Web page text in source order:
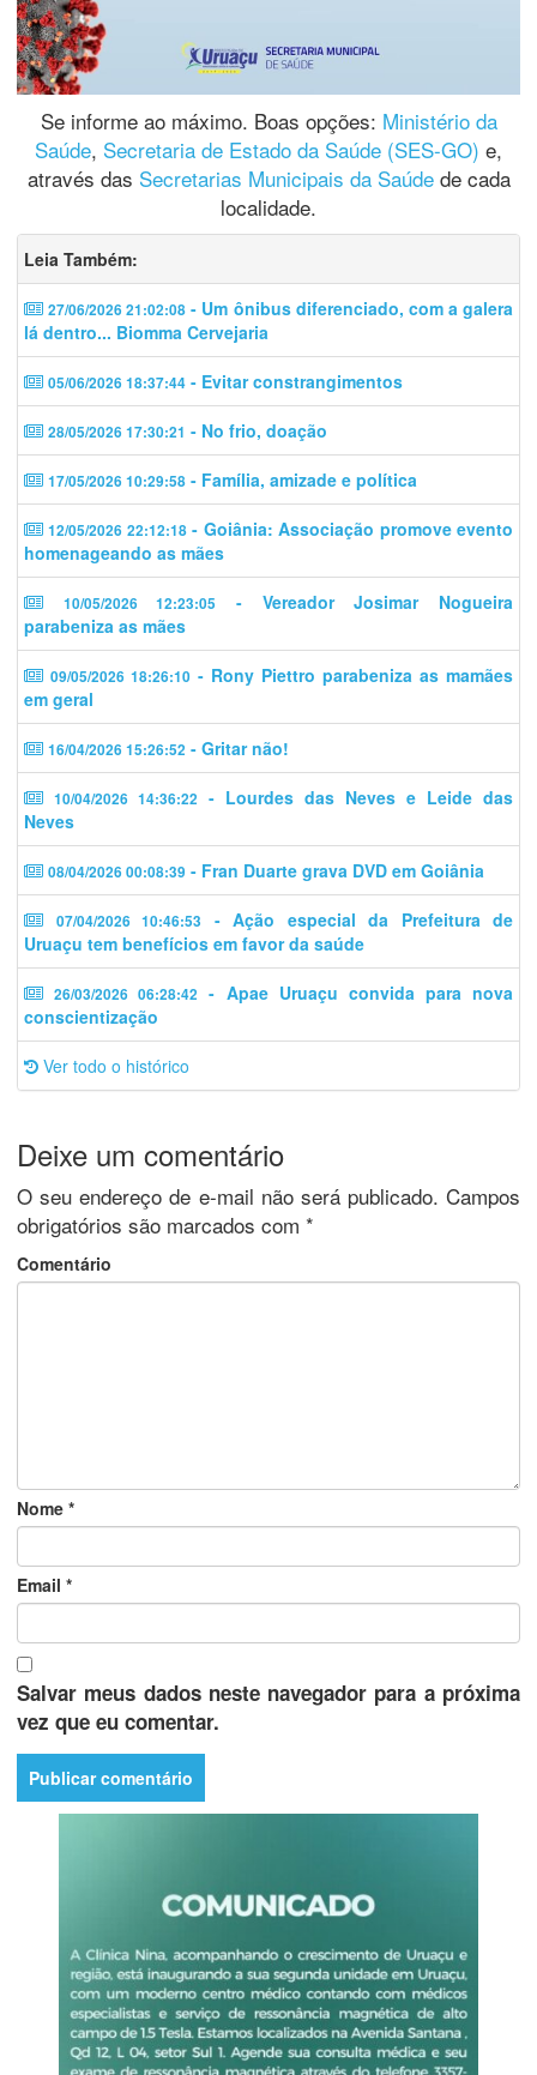
Se informe ao máximo. Boas opções: Ministério da
Saúde, Secretaria de Estado da Saúde (SES-GO) e,
através das Secretarias Municipais da Saúdede cada
localidade.
Leia Também:
27/06/2026 21:02:08 - Um ônibus diferenciado, com a galera
lá dentro... Biomma Cervejaria
05/06/2026 18:37:44 - Evitar constrangimentos
28/05/2026 17:30:21 - No frio, doação
17/05/2026 10:29:58 - Família, amizade e política
12/05/2026 22:12:18- Goiânia: Associação promove evento
homenageando as mães
10/05/2026 12:23:05
- Vereador Josimar Nogueira
parabeniza as mães
09/05/2026 18:26:10 - Rony Piettro parabeniza as mamães
em geral
16/04/2026 15:26:52 - Gritar não!
10/04/2026 14:36:22 - Lourdes das Neves e Leide das
Neves
08/04/2026 00:08:39 - Fran Duarte grava DVD em Goiânia
07/04/2026 10:46:53
- Ação especial da Prefeitura de
Uruaçu tem benefícios em favor da saúde
26/03/2026 06:28:42 - Apae Uruaçu convida para nova
conscientização
Ver todo o histórico
Deixe um comentário
O seu endereço de e-mail não será publicado. Campos
obrigatórios são marcados com *
Comentário
Nome *
Email *
Salvar meus dados neste navegador para a próxima
vez que eu comentar.